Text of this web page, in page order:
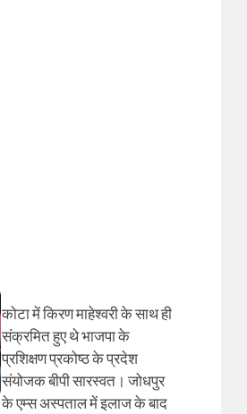
कोटा में किरण माहेश्वरी के साथ ही
संक्रमित हुए थे भाजपा के
प्रशिक्षण प्रकोष्ठ के प्रदेश
संयोजक बीपी सारस्वत। जोधपुर
के एम्स अस्पताल में इलाज के बाद